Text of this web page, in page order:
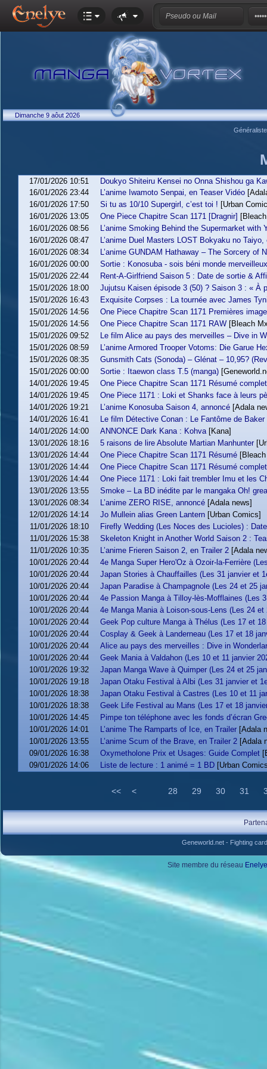
Dimanche 9 aôut 2026
17/01/2026 10:51
Doukyo Shiteiru Kensei no Onna Shishou ga
16/01/2026 23:44
L’anime Iwamoto Senpai, en Teaser Vidéo
16/01/2026 17:50
Si tu as 10/10 Supergirl, c’est toi ! [Urban
16/01/2026 13:05
One Piece Chapitre Scan 1171 [Dragnir]
16/01/2026 08:56
L’anime Smoking Behind the Supermarket with
16/01/2026 08:47
L’anime Duel Masters LOST Bokyaku no Taiyo,
16/01/2026 08:34
L’anime GUNDAM Hathaway – The Sorcery of
16/01/2026 00:00
Sortie : Konosuba - sois béni monde
15/01/2026 22:44
Rent-A-Girlfriend Saison 5 : Date de sortie &
15/01/2026 18:00
Jujutsu Kaisen épisode 3 (50) ? Saison 3 : « À
15/01/2026 16:43
Exquisite Corpses : La tournée avec James
15/01/2026 14:56
One Piece Chapitre Scan 1171 Premières
15/01/2026 14:56
One Piece Chapitre Scan 1171 RAW [Bleach
15/01/2026 09:52
Le film Alice au pays des merveilles – Dive in
15/01/2026 08:59
L’anime Armored Trooper Votoms: Die Garue
15/01/2026 08:35
Gunsmith Cats (Sonoda) – Glénat – 10,95?
15/01/2026 00:00
Sortie : Itaewon class T.5 (manga)
14/01/2026 19:45
One Piece Chapitre Scan 1171 Résumé complet
14/01/2026 19:45
One Piece 1171 : Loki et Shanks face à leurs
14/01/2026 19:21
L’anime Konosuba Saison 4, annoncé [Adala
14/01/2026 16:41
Le film Détective Conan : Le Fantôme de
14/01/2026 14:00
ANNONCE Dark Kana : Kohva [Kana]
13/01/2026 18:16
5 raisons de lire Absolute Martian Manhunter
13/01/2026 14:44
One Piece Chapitre Scan 1171 Résumé
13/01/2026 14:44
One Piece Chapitre Scan 1171 Résumé complet
13/01/2026 14:44
One Piece 1171 : Loki fait trembler Imu et les
13/01/2026 13:55
Smoke – La BD inédite par le mangaka Oh!
13/01/2026 08:34
L’anime ZERO RISE, annoncé [Adala news]
12/01/2026 14:14
Jo Mullein alias Green Lantern [Urban Comics]
11/01/2026 18:10
Firefly Wedding (Les Noces des Lucioles) :
11/01/2026 15:38
Skeleton Knight in Another World Saison 2 :
11/01/2026 10:35
L’anime Frieren Saison 2, en Trailer 2 [Adala
10/01/2026 20:44
4e Manga Super Hero'Oz à Ozoir-la-Ferrière
10/01/2026 20:44
Japan Stories à Chauffailles (Les 31 janvier et
10/01/2026 20:44
Japan Paradise à Champagnole (Les 24 et 25
10/01/2026 20:44
4e Passion Manga à Tilloy-lès-Mofflaines (Les
10/01/2026 20:44
4e Manga Mania à Loison-sous-Lens (Les 24 et
10/01/2026 20:44
Geek Pop culture Manga à Thélus (Les 17 et
10/01/2026 20:44
Cosplay & Geek à Landerneau (Les 17 et 18
10/01/2026 20:44
Alice au pays des merveilles : Dive in
10/01/2026 20:44
Geek Mania à Valdahon (Les 10 et 11 janvier
10/01/2026 19:32
Japan Manga Wave à Quimper (Les 24 et 25
10/01/2026 19:18
Japan Otaku Festival à Albi (Les 31 janvier et
10/01/2026 18:38
Japan Otaku Festival à Castres (Les 10 et 11
10/01/2026 18:38
Geek Life Festival au Mans (Les 17 et 18
10/01/2026 14:45
Pimpe ton téléphone avec les fonds d’écran
10/01/2026 14:01
L’anime The Ramparts of Ice, en Trailer [Adala
10/01/2026 13:55
L’anime Scum of the Brave, en Trailer 2 [Adala
09/01/2026 16:38
Oxymetholone Prix et Usages: Guide Complet
09/01/2026 14:06
Liste de lecture : 1 animé = 1 BD [Urban
<< < 28 29 30 31
Geneworld.net- Fighting
Site membre du réseau Enelye